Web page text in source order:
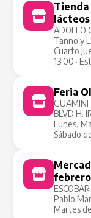
Tienda
ADOLFO
Tanno y
Cuarto
13:00 ·
Feria
GUAMINI
BLVD H.
Lunes,
Sábado
febrero
ESCOBAR
Pablo
Martes